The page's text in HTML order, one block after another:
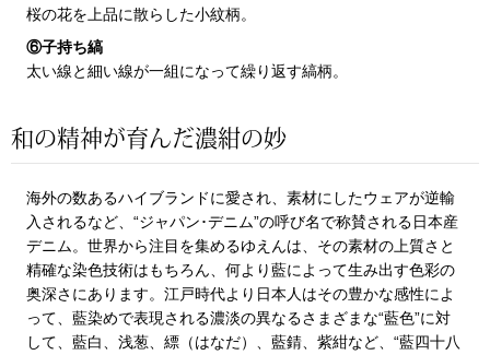
プ
金谷製靴
ヘンリーコッ
おすすめ特集
桜の花を上品に散らした小紋柄。
⑥子持ち縞
太い線と細い線が一組になって繰り返す縞柄。
和の精神が育んだ濃紺の妙
海外の数あるハイブランドに愛され、素材にしたウェアが逆輸
入されるなど、“ジャパン･デニム”の呼び名で称賛される日本産
デニム。世界から注目を集めるゆえんは、その素材の上質さと
精確な染色技術はもちろん、何より藍によって生み出す色彩の
奥深さにあります。江戸時代より日本人はその豊かな感性によ
って、藍染めで表現される濃淡の異なるさまざまな“藍色”に対
して、藍白、浅葱、縹（はなだ）、藍錆、紫紺など、“藍四十八